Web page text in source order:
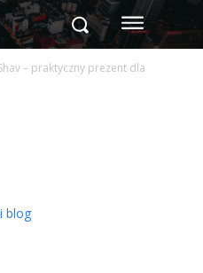
– praktyczny prezent dla
blog